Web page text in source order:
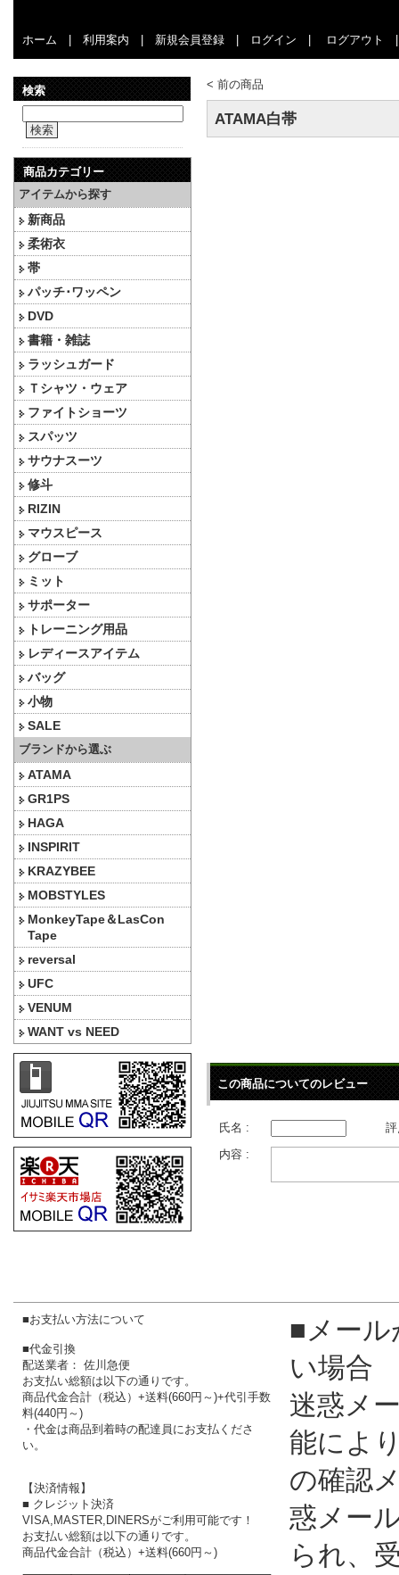
ホーム 利用案内 新規会員登録 ログイン ログアウト
検索
検索
商品カテゴリー
アイテムから探す
新商品
柔術衣
帯
パッチ･ワッペン
DVD
書籍・雑誌
ラッシュガード
Ｔシャツ・ウェア
ファイトショーツ
スパッツ
サウナスーツ
修斗
RIZIN
マウスピース
グローブ
ミット
サポーター
トレーニング用品
レディースアイテム
バッグ
小物
SALE
ブランドから選ぶ
ATAMA
GR1PS
HAGA
INSPIRIT
KRAZYBEE
MOBSTYLES
MonkeyTape＆LasCon
Tape
reversal
UFC
VENUM
WANT vs NEED
< 前の商品
ATAMA白帯
この商品についてのレビュー
氏名 :
内容 :
■お支払い方法について
■代金引換
配送業者： 佐川急便
お支払い総額は以下の通りです。
商品代金合計（税込）+送料(660円～)+代引手数
料(440円～)
・代金は商品到着時の配達員にお支払くださ
い。
【決済情報】
■ クレジット決済
VISA,MASTER,DINERSがご利用可能です！
お支払い総額は以下の通りです。
商品代金合計（税込）+送料(660円～)
■メール
い場合
迷惑メ
能によ
の確認
惑メー
られ、